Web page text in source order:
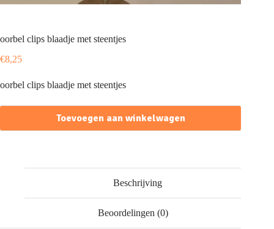
oorbel clips blaadje met steentjes
€8,25
oorbel clips blaadje met steentjes
Toevoegen aan winkelwagen
Beschrijving
Beoordelingen (0)